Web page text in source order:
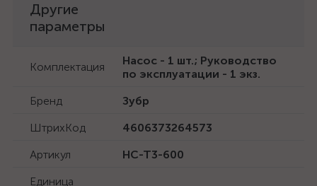
Другие
параметры
Комплектация
Насос - 1 шт.; Руководство
по эксплуатации - 1 экз.
Бренд
Зубр
ШтрихКод
4606373264573
Артикул
НС-Т3-600
Единица